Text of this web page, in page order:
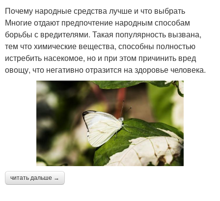
Почему народные средства лучше и что выбрать
Многие отдают предпочтение народным способам
борьбы с вредителями. Такая популярность вызвана,
тем что химические вещества, способны полностью
истребить насекомое, но и при этом причинить вред
овощу, что негативно отразится на здоровье человека.
читать дальше →